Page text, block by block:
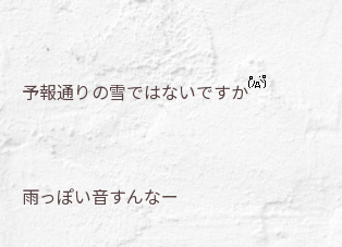
予報通りの雪ではないですか
雨っぽい音すんなー